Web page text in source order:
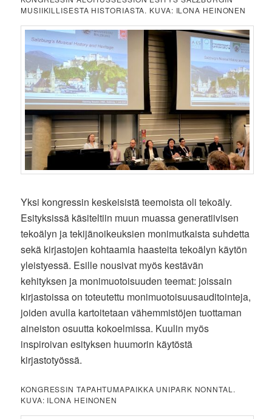
MUSIIKILLISESTA HISTORIASTA. KUVA: ILONA HEINONEN
Yksi kongressin keskeisistä teemoista oli tekoäly.
Esityksissä käsiteltiin muun muassa generatiivisen
tekoälyn ja tekijänoikeuksien monimutkaista suhdetta
sekä kirjastojen kohtaamia haasteita tekoälyn käytön
yleistyessä. Esille nousivat myös kestävän
kehityksen ja monimuotoisuuden teemat: joissain
kirjastoissa on toteutettu monimuotoisuusauditointeja,
joiden avulla kartoitetaan vähemmistöjen tuottaman
aineiston osuutta kokoelmissa. Kuulin myös
inspiroivan esityksen huumorin käytöstä
kirjastotyössä.
KONGRESSIN TAPAHTUMAPAIKKA UNIPARK NONNTAL.
KUVA: ILONA HEINONEN